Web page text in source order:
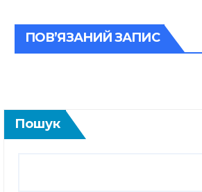
ПОВ’ЯЗАНИЙ ЗАПИС
Пошук